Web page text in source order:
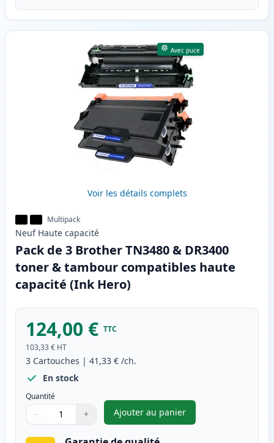
Avec puce
Voir les détails complets
Multipack
Neuf Haute capacité
Pack de 3 Brother TN3480 & DR3400
toner & tambour compatibles haute
capacité (Ink Hero)
124,00 € TTC
103,33 € HT
3 Cartouches | 41,33 € /ch.
En stock
Quantité
Quantité
Utilisez les boutons pour ajuster
− +
Quantité
Ajouter au panier
,Pack de 3 Brother TN3480